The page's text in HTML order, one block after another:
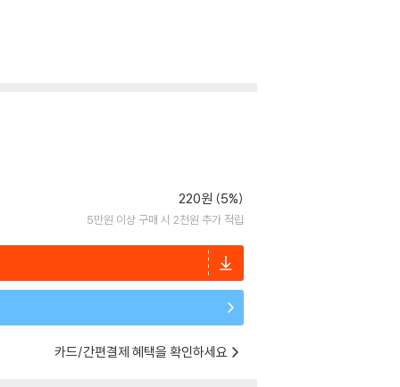
220원 (5%)
5만원 이상 구매 시 2천원 추가 적립
카드/간편결제 혜택을 확인하세요